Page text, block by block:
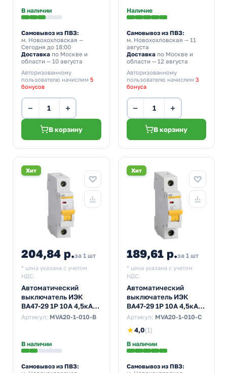
В наличии
Самовывоз из ПВЗ:
м. Новохохловская —
Сегодня до 18:00
Доставка по Москве и
области — 10 августа
Авторизованному
пользователю начислим 5
бонусов
− +
В корзину
Наличие
Самовывоз из ПВЗ:
м. Новохохловская — 11
августа
Доставкапо Москве и
области — 12 августа
Авторизованному
пользователю начислим 3
бонуса
− +
В корзину
Хит
204,84 р.за 1 шт
* цена указана с учетом
НДС.
Автоматический
выключатель ИЭК
ВА47-29 1Р 10А 4,5кА
характеристика В
Артикул: MVA20-1-010-B
В наличии
Самовывоз из ПВЗ:
Хит
189,61 р.за 1 шт
* цена указана с учетом
НДС.
Автоматический
выключатель ИЭК
ВА47-29 1Р 10А 4,5кА
характеристика С
электрический)
Артикул: MVA20-1-010-C
★4,0(1)
В наличии
Самовывоз из ПВЗ: